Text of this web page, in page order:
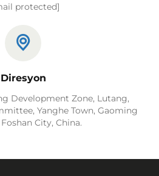
protected]
Diresyon
Development Zone, Lutang,
Yanghe Town, Gaoming
City, China.